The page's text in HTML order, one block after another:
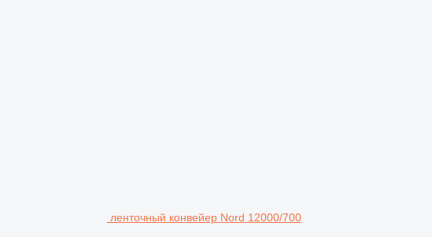
ленточный конвейер Nord 12000/700